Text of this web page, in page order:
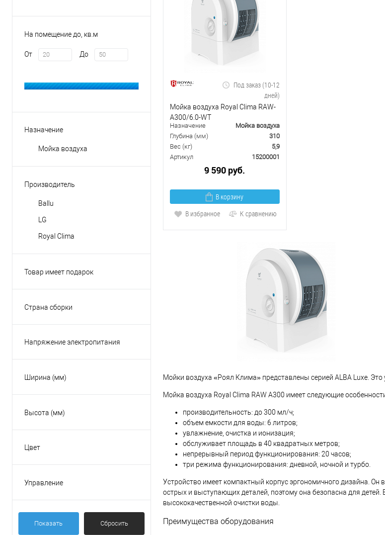
На помещение до, кв.м
От До
Назначение
Мойка воздуха
Производитель
Ballu
LG
Royal Clima
Товар имеет подарок
Страна сборки
Напряжение электропитания
Ширина (мм)
Высота (мм)
Цвет
Управление
Показать Сбросить
Под заказ (10-12
дней)
Мойка воздуха Royal Clima RAW-
A300/6.0-WT
Назначение
Мойка воздуха
Глубина (мм)
310
Вес (кг)
5,9
Артикул
15200001
9 590 руб.
В корзину
В избранное
К сравнению
Мойки воздуха «Роял Клима» представлены серией ALBA Luxe.
Мойка воздуха Royal Clima RAW A300 имеет следующие
производительность: до 300 мл/ч;
объем емкости для воды: 6 литров;
увлажнение, очистка и ионизация;
обслуживает площадь в 40 квадратных метров;
непрерывный период функционирования: 20 часов;
три режима функционирования: дневной, ночной и турбо.
Устройство имеет компактный корпус эргономичного дизайна.
острых и выступающих деталей, поэтому она безопасна для
высококачественной очистки воды.
Преимущества оборудования